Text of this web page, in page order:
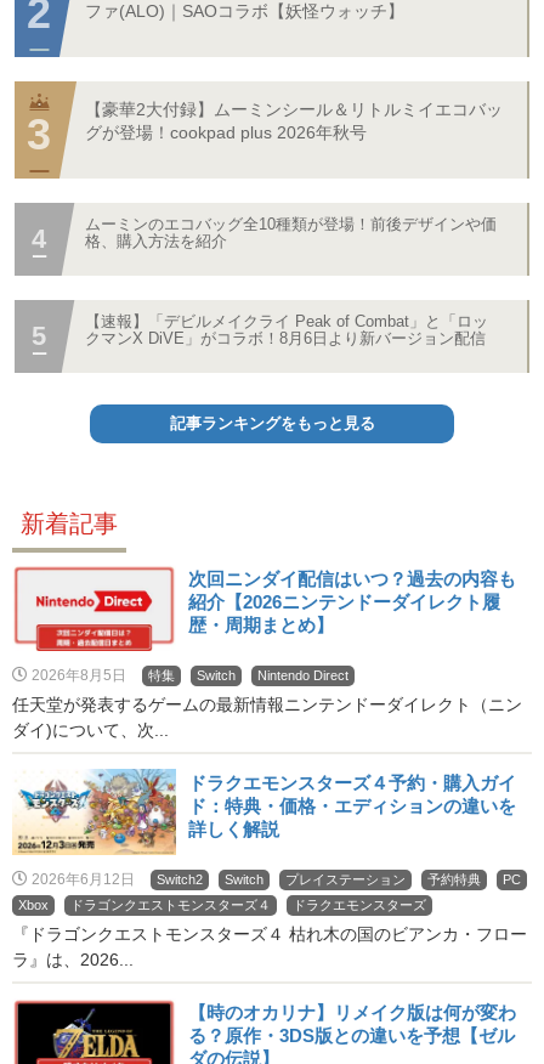
ファ(ALO)｜SAOコラボ【妖怪ウォッチ】
【豪華2大付録】ムーミンシール＆リトルミイエコバッ
グが登場！cookpad plus 2026年秋号
ムーミンのエコバッグ全10種類が登場！前後デザインや価
格、購入方法を紹介
【速報】「デビルメイクライ Peak of Combat」と「ロッ
クマンX DiVE」がコラボ！8月6日より新バージョン配信
記事ランキングをもっと見る
新着記事
次回ニンダイ配信はいつ？過去の内容も
紹介【2026ニンテンドーダイレクト履
歴・周期まとめ】
2026年8月5日 特集 Switch Nintendo Direct
任天堂が発表するゲームの最新情報ニンテンドーダイレクト（ニン
ダイ)について、次...
ドラクエモンスターズ４予約・購入ガイ
ド：特典・価格・エディションの違いを
詳しく解説
2026年6月12日 Switch2 Switch プレイステーション 予約特典
PC
Xbox
ドラゴンクエストモンスターズ４ ドラクエモンスターズ
『ドラゴンクエストモンスターズ４ 枯れ木の国のビアンカ・フロー
ラ』は、2026...
【時のオカリナ】リメイク版は何が変わ
る？原作・3DS版との違いを予想【ゼル
ダの伝説】